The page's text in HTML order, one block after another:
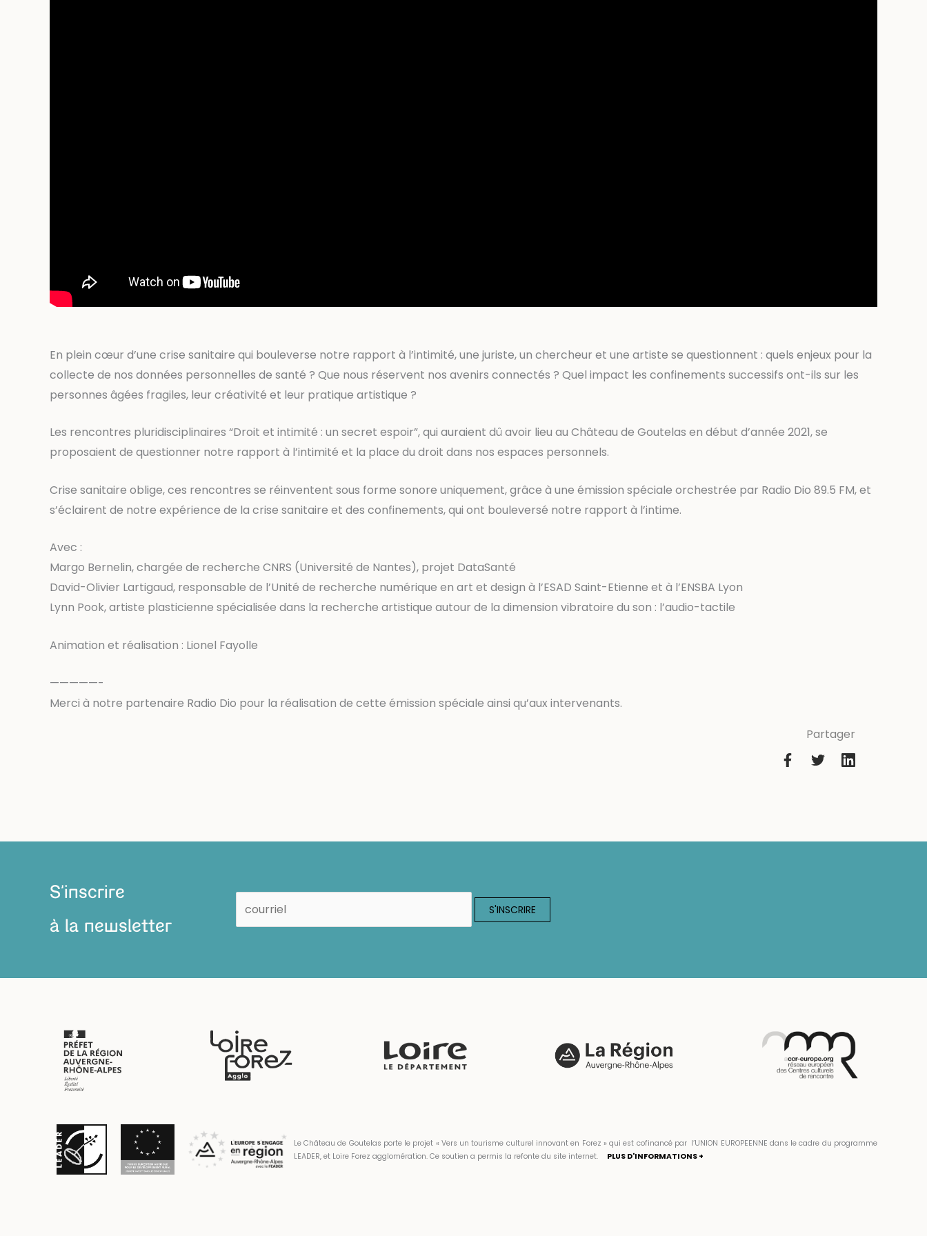
En plein cœur d’une crise sanitaire qui bouleverse notre rapport à l’intimité, une juriste, un chercheur et une artiste se questionnent : quels enjeux pour la
collecte de nos données personnelles de santé ? Que nous réservent nos avenirs connectés ? Quel impact les confinements successifs ont-ils sur les
personnes âgées fragiles, leur créativité et leur pratique artistique ?
Les rencontres pluridisciplinaires “Droit et intimité : un secret espoir”, qui auraient dû avoir lieu au Château de Goutelas en début d’année 2021, se
proposaient de questionner notre rapport à l’intimité et la place du droit dans nos espaces personnels.
Crise sanitaire oblige, ces rencontres se réinventent sous forme sonore uniquement, grâce à une émission spéciale orchestrée par Radio Dio 89.5 FM, et
s’éclairent de notre expérience de la crise sanitaire et des confinements, qui ont bouleversé notre rapport à l’intime.
Avec :
Margo Bernelin, chargée de recherche CNRS (Université de Nantes), projet DataSanté
David-Olivier Lartigaud, responsable de l’Unité de recherche numérique en art et design à l’ESAD Saint-Etienne et à l’ENSBA Lyon
Lynn Pook, artiste plasticienne spécialisée dans la recherche artistique autour de la dimension vibratoire du son : l’audio-tactile
Animation et réalisation : Lionel Fayolle
—————-
Merci à notre partenaire Radio Dio pour la réalisation de cette émission spéciale ainsi qu’aux intervenants.
Partager
S'inscrire
à la newsletter
Le Château de Goutelas porte le projet « Vers un tourisme culturel innovant en Forez » qui est cofinancé par l’UNION EUROPEENNE dans le cadre du programme
LEADER, et Loire Forez agglomération. Ce soutien a permis la refonte du site internet.
PLUS D'INFORMATIONS +